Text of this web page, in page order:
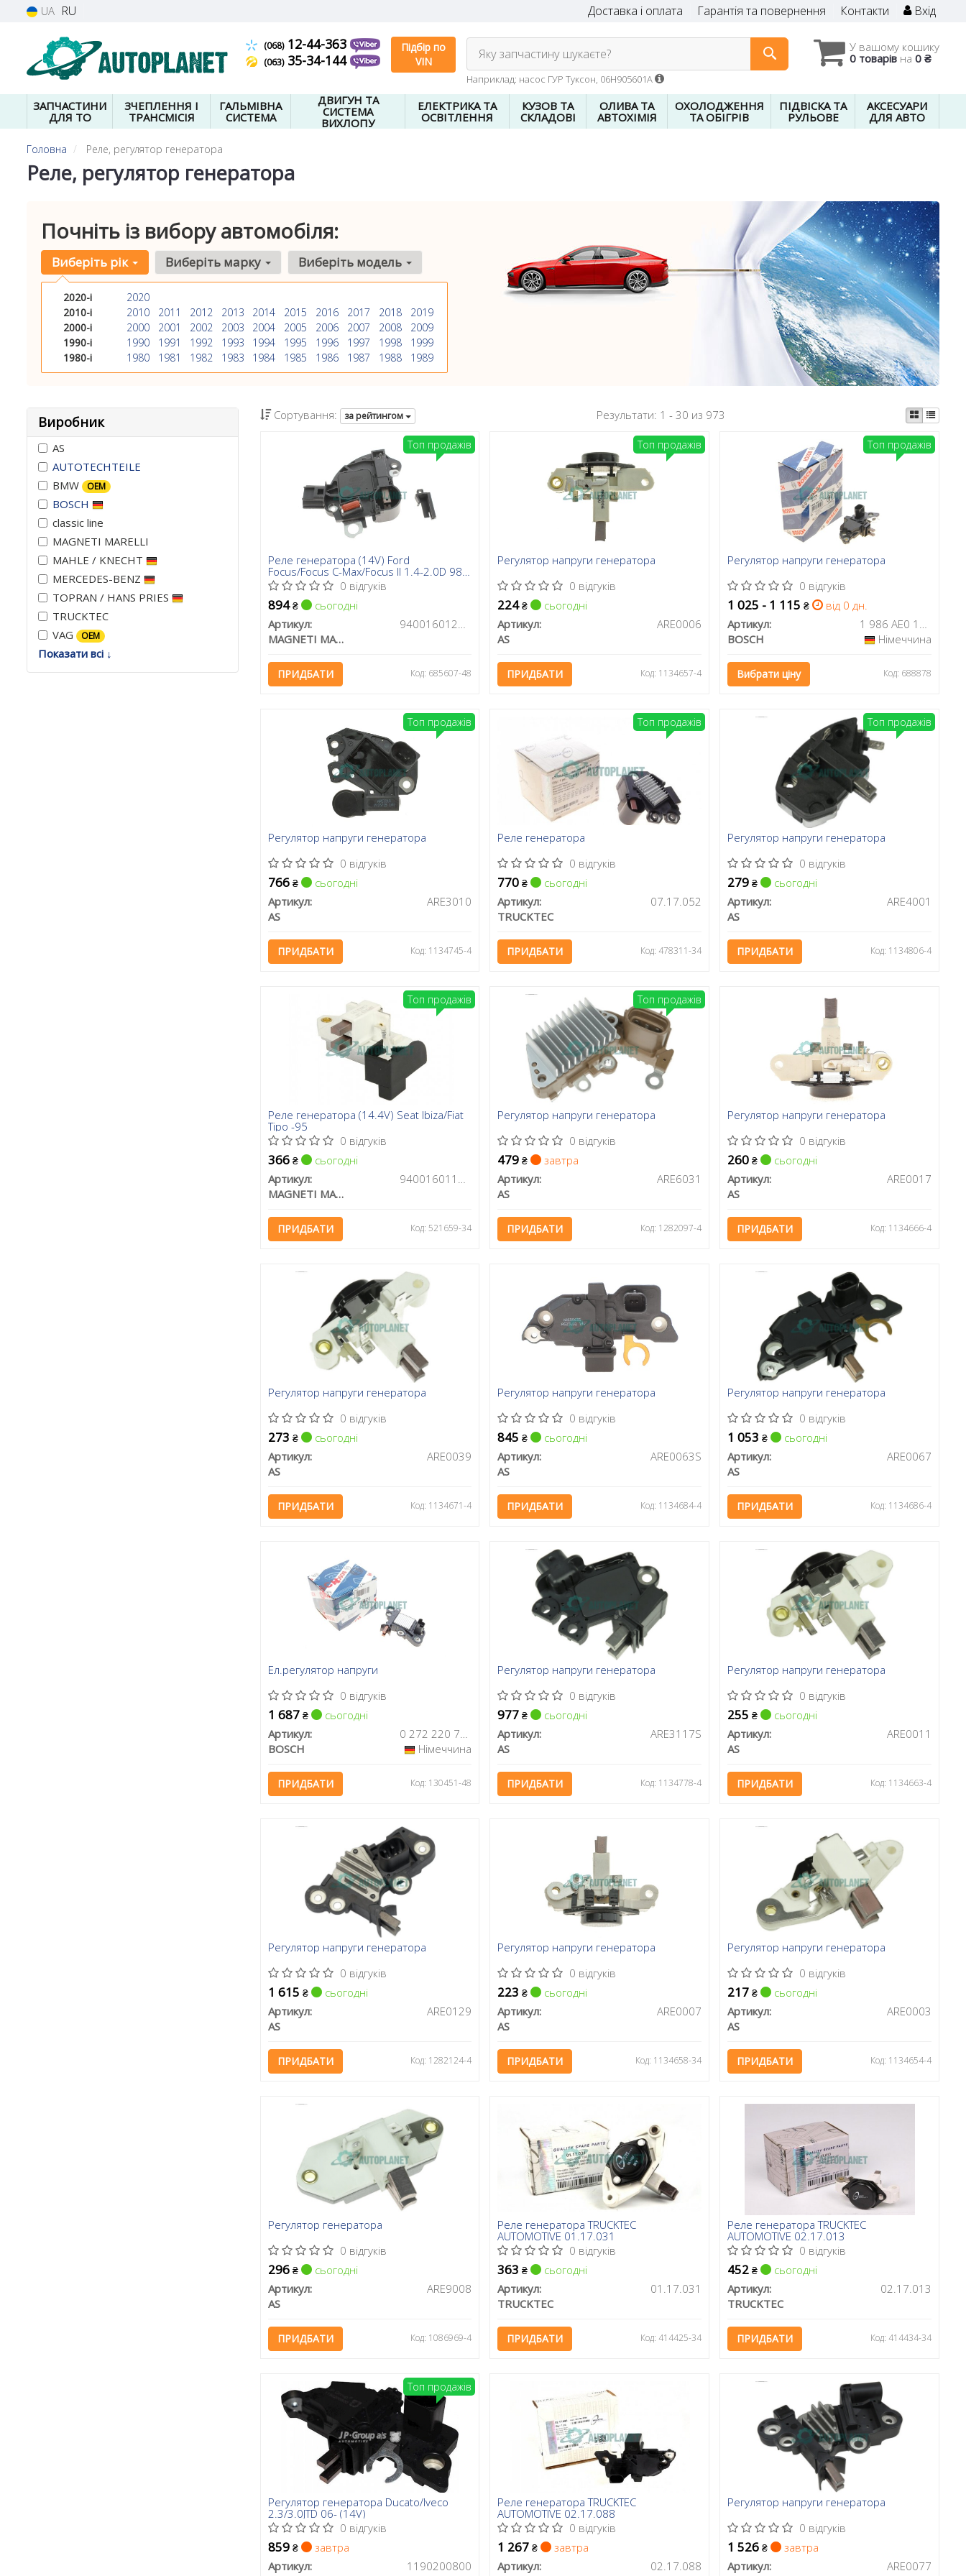
UA RU Доставка і оплата Гарантія та повернення Контакти Вхід
(068)12-44-363
(063)35-34-144
Підбір по
VIN
У вашому кошику
0 товарів на 0 ₴
Яку запчастину шукаєте?
Наприклад: насос ГУР Туксон, 06H905601A
ЗАПЧАСТИНИ
ДЛЯ ТО
ЗЧЕПЛЕННЯ І
ТРАНСМІСІЯ
ГАЛЬМІВНА
СИСТЕМА
ДВИГУН ТА
СИСТЕМА
ВИХЛОПУ
ЕЛЕКТРИКА ТА
ОСВІТЛЕННЯ
КУЗОВ ТА
СКЛАДОВІ
ОЛИВА ТА
АВТОХІМІЯ
ОХОЛОДЖЕННЯ
ТА ОБІГРІВ
ПІДВІСКА ТА
РУЛЬОВЕ
АКСЕСУАРИ
ДЛЯ АВТО
Головна Реле, регулятор генератора
Реле, регулятор генератора
Почніть із вибору автомобіля:
Виберіть рік
2020-і
2020
2010-і
2010 2011 2012 2013 2014 2015 2016 2017 2018
2019
2000-і
2000 2001 2002 2003 2004 2005 2006 2007 2008
2009
1990-і
1990 1991 1992 1993 1994 1995 1996 1997 1998
1999
1980-і
1980 1981 1982 1983 1984 1985 1986 1987 1988 1989
Виберіть марку Виберіть модель
Виробник
AS
AUTOTECHTEILE
BMW
OEM
BOSCH
classic line
MAGNETI MARELLI
MAHLE / KNECHT
MERCEDES-BENZ
TOPRAN / HANS PRIES
TRUCKTEC
VAG
OEM
Показати всі ↓
Сортування: за рейтингом Результати: 1 - 30 из 973
Реле генератора (14V) Ford
Focus/Focus C-Max/Focus II 1.4-2.0D 98-
12
0 відгуків
894₴
сьогодні
Артикул:
MAGNETI MARELLI
ПРИДБАТИ Код: 685607-48
Топ продажів
Регулятор напруги генератора
0 відгуків
224₴
сьогодні
Артикул:
ARE0006
AS
ПРИДБАТИ Код: 1134657-4
Топ продажів
Регулятор напруги генератора
0 відгуків
1 025 - 1 115₴
від 0 дн.
Артикул:
BOSCH
Німеччина
Вибрати ціну Код: 688878
Топ продажів
Регулятор напруги генератора
0 відгуків
766 ₴
сьогодні
Артикул:
ARE3010
AS
ПРИДБАТИ Код: 1134745-4
Топ продажів
Реле генератора
0 відгуків
770₴
сьогодні
Артикул:
07.17.052
TRUCKTEC
ПРИДБАТИ Код: 478311-34
Топ продажів
Регулятор напруги генератора
0 відгуків
279₴
сьогодні
Артикул:
ARE4001
AS
ПРИДБАТИ Код: 1134806-4
Топ продажів
Реле генератора (14.4V) Seat Ibiza/Fiat
Tipo -95
0 відгуків
366 ₴
сьогодні
Артикул:
MAGNETI MARELLI
ПРИДБАТИ Код: 521659-34
Топ продажів
Регулятор напруги генератора
0 відгуків
479₴
завтра
Артикул:
ARE6031
AS
ПРИДБАТИ Код: 1282097-4
Топ продажів
Регулятор напруги генератора
0 відгуків
260₴
сьогодні
Артикул:
ARE0017
AS
ПРИДБАТИ Код: 1134666-4
Регулятор напруги генератора
0 відгуків
273 ₴
сьогодні
Артикул:
ARE0039
AS
ПРИДБАТИ Код: 1134671-4
Регулятор напруги генератора
0 відгуків
845₴
сьогодні
Артикул:
ARE0063S
AS
ПРИДБАТИ Код: 1134684-4
Регулятор напруги генератора
0 відгуків
1 053₴
сьогодні
Артикул:
ARE0067
AS
ПРИДБАТИ Код: 1134686-4
Ел.регулятор напруги
0 відгуків
1 687 ₴
сьогодні
Артикул:
BOSCH
Німеччина
ПРИДБАТИ Код: 130451-48
Регулятор напруги генератора
0 відгуків
977₴
сьогодні
Артикул:
ARE3117S
AS
ПРИДБАТИ Код: 1134778-4
Регулятор напруги генератора
0 відгуків
255₴
сьогодні
Артикул:
ARE0011
AS
ПРИДБАТИ Код: 1134663-4
Регулятор напруги генератора
0 відгуків
1 615 ₴
сьогодні
Артикул:
ARE0129
AS
ПРИДБАТИ Код: 1282124-4
Регулятор напруги генератора
0 відгуків
223₴
сьогодні
Артикул:
ARE0007
AS
ПРИДБАТИ Код: 1134658-34
Регулятор напруги генератора
0 відгуків
217₴
сьогодні
Артикул:
ARE0003
AS
ПРИДБАТИ Код: 1134654-4
Регулятор генератора
0 відгуків
296 ₴
сьогодні
Артикул:
ARE9008
AS
ПРИДБАТИ Код: 1086969-4
Реле генератора TRUCKTEC
AUTOMOTIVE 01.17.031
0 відгуків
363₴
сьогодні
Артикул:
01.17.031
TRUCKTEC
ПРИДБАТИ Код: 414425-34
Реле генератора TRUCKTEC
AUTOMOTIVE 02.17.013
0 відгуків
452₴
сьогодні
Артикул:
02.17.013
TRUCKTEC
ПРИДБАТИ Код: 414434-34
Регулятор генератора Ducato/Iveco
2.3/3.0JTD 06- (14V)
0 відгуків
859 ₴
завтра
Артикул:
1190200800
Топ продажів
Реле генератора TRUCKTEC
AUTOMOTIVE 02.17.088
0 відгуків
1 267₴
завтра
Артикул:
02.17.088
Регулятор напруги генератора
0 відгуків
1 526₴
завтра
Артикул:
ARE0077